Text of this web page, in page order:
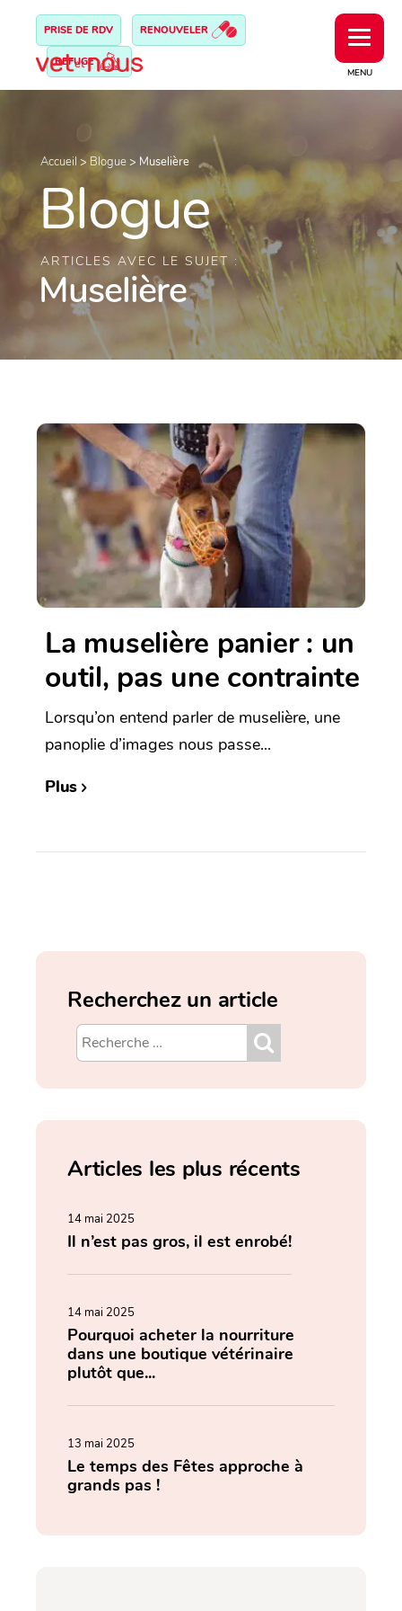
MENU
PRISE DE RDV RENOUVELER
REFUGE
Accueil > Blogue> Muselière
Blogue
ARTICLES AVEC LE SUJET :
Muselière
La muselière panier : un
outil, pas une contrainte
Lorsqu’on entend parler de muselière, une
panoplie d’images nous passe...
Plus
Recherchez un article
Articles les plus récents
14 mai 2025
Il n’est pas gros, il est enrobé!
14 mai 2025
Pourquoi acheter la nourriture
dans une boutique vétérinaire
plutôt que...
13 mai 2025
Le temps des Fêtes approche à
grands pas !